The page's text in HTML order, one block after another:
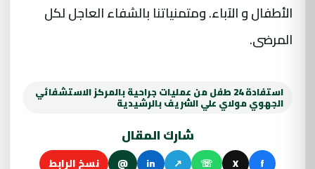
الأطفال و الآباء. ومتمنياتنا بالشفاء العاجل لكل
المرضى.
استفادة 24 طفل من عمليات جراحية بالمركز الاستشفائي
الجهوي مولاي علي الشريف بالرشيدية
شارك المقال
f
X
☏
↗
in
@ نسخ الرابط